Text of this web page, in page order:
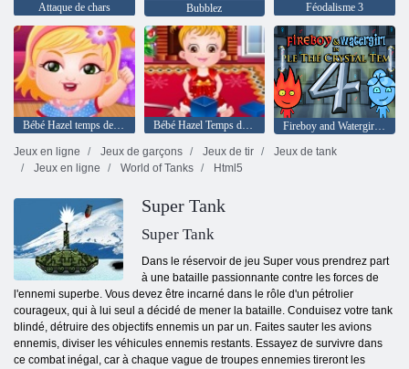
Attaque de chars Bubblez Féodalisme 3
Bébé Hazel temps de méfait Bébé Hazel Temps de Noël
Fireboy and Watergirl 4: The Crystal Temple
Jeux en ligne
Jeux de garçons Jeux de tir
Jeux de tank
Jeux en ligne
World of Tanks Html5
Super Tank
Super Tank
Dans le réservoir de jeu Super vous prendrez part
à une bataille passionnante contre les forces de
l'ennemi superbe. Vous devez être incarné dans le rôle d'un pétrolier
courageux, qui à lui seul a décidé de mener la bataille. Conduisez votre tank
blindé, détruire des objectifs ennemis un par un. Faites sauter les avions
ennemis, diviser les véhicules ennemis restants. Essayez de survivre dans
ce combat inégal, car à chaque vague de troupes ennemies tireront les